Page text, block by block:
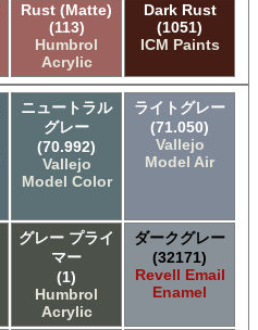
Rust (Matte)
(113)
Humbrol
Acrylic
Dark Rust
(1051)
ICM Paints
ニュートラル
グレー
(70.992)
Vallejo
Model Color
ライトグレー
(71.050)
Vallejo
Model Air
グレー プライ
マー
(1)
Humbrol
Acrylic
ダークグレー
(32171)
Revell Email
Enamel